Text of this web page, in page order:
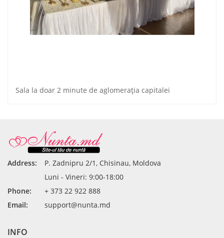
Sala la doar 2 minute de aglomeraţia capitalei
Address:
P. Zadnipru 2/1, Chisinau, Moldova
Luni - Vineri: 9:00-18:00
Phone:
+ 373 22 922 888
Email:
support@nunta.md
INFO